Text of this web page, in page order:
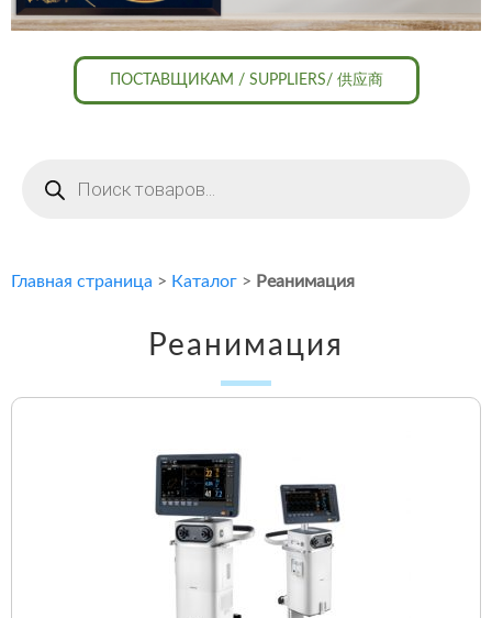
ПОСТАВЩИКАМ / SUPPLIERS/ 供应商
товаров
Главная страница > Каталог > Реанимация
Реанимация